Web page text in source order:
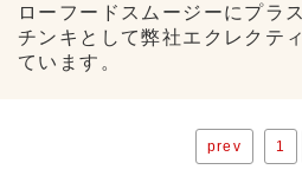
ローフードスムージーにプラ
チンキとして弊社エクレクテ
ています。
prev 1